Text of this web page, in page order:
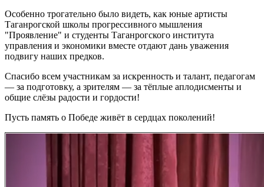
Особенно трогательно было видеть, как юные артисты
Таганрогской школы прогрессивного мышления
"Проявление" и студенты Таганрогского института
управления и экономики вместе отдают дань уважения
подвигу наших предков.
Спасибо всем участникам за искренность и талант, педагогам
— за подготовку, а зрителям — за тёплые аплодисменты и
общие слёзы радости и гордости!
Пусть память о Победе живёт в сердцах поколений!